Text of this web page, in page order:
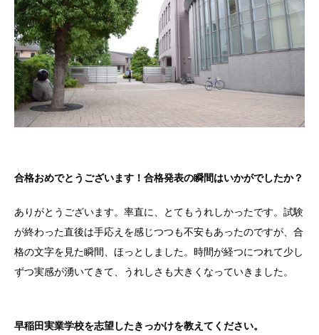
合格おめでとうございます！合格発表の瞬間はいかがでしたか？
ありがとうございます。率直に、とてもうれしかったです。試験
が終わった直後は手応えを感じつつも不安もあったのですが、合
格の文字を見た瞬間、ほっとしました。時間が経つにつれて少し
ずつ実感が湧いてきて、うれしさも大きくなっていきました。
早稲田実業学校を志望したきっかけを教えてください。